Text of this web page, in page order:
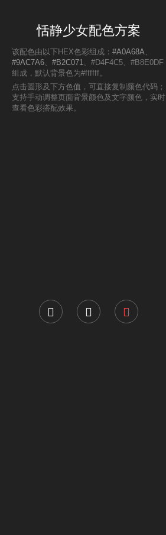
恬静少女配色方案
该配色由以下HEX色彩组成： #A0A68A、
#9AC7A6、 #B2C071、#D4F4C5、#B8E0DF
组成，默认背景色为#ffffff。
点击圆形及下方色值，可直接复制颜色代码；
支持手动调整页面背景颜色及文字颜色，实时
查看色彩搭配效果。